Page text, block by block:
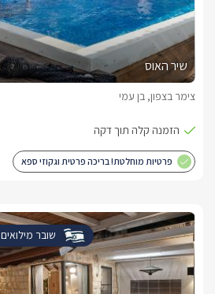
שיר האוס
צימר בצפון, בן עמי
פרטיות מוחלטת! בריכה פרטית וגקוזי ספא
שובר מילואים